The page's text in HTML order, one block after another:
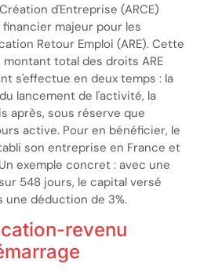
d'Entreprise (ARCE)
majeur pour les
Retour Emploi (ARE). Cette
montant total des droits ARE
s'effectue en deux temps : la
lancement de l'activité, la
après, sous réserve que
active. Pour en bénéficier, le
son entreprise en France et
exemple concret : avec une
548 jours, le capital versé
déduction de 3%.
revenu